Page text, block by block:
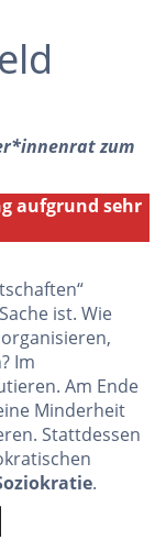
zum
aufgrund sehr
ist. Wie
Im
Am Ende
Minderheit
Stattdessen
.